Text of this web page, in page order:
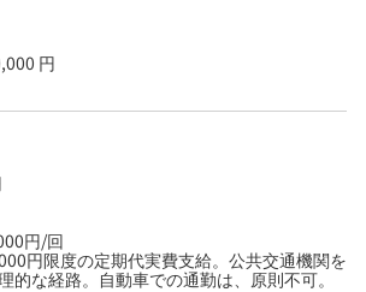
円
円/回
円限度の定期代実費支給。公共交通機関を
的な経路。自動車での通勤は、原則不可。